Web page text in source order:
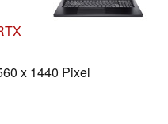
x 1440 Pixel